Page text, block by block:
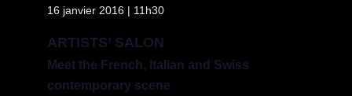
16 janvier 2016 | 11h30
ARTISTS’ SALON
Meet the French, Italian and Swiss
contemporary scene